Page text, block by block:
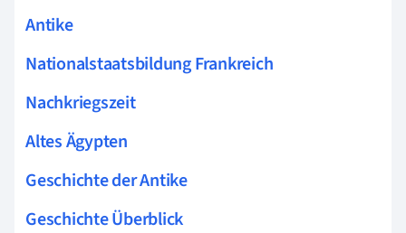
Antike
Nationalstaatsbildung Frankreich
Nachkriegszeit
Altes Ägypten
Geschichte der Antike
Geschichte Überblick